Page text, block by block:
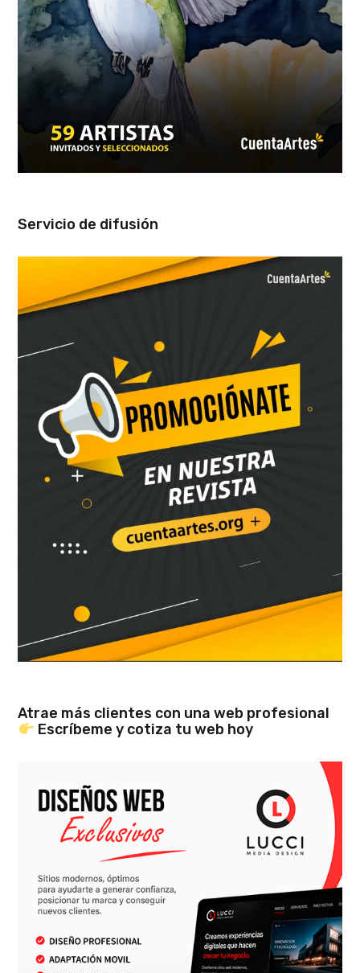
Servicio de difusión
Atrae más clientes con una web profesional
Escríbeme y cotiza tu web hoy